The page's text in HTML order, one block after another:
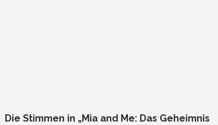
Die Stimmen in „Mia and Me: Das Geheimnis